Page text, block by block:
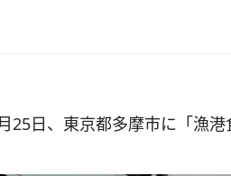
25日、東京都多摩市に「漁港